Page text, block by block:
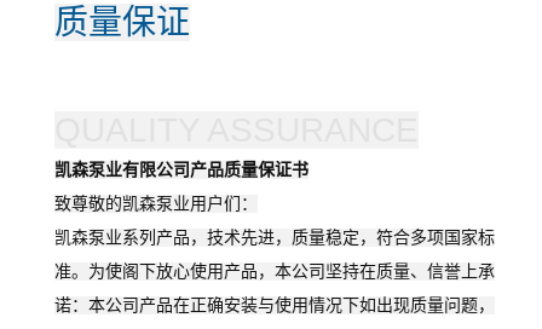
质量保证
凯森泵业有限公司产品质量保证书
致尊敬的凯森泵业用户们：
凯森泵业系列产品，技术先进，质量稳定，符合多项国家标
准。为使阁下放心使用产品，本公司坚持在质量、信誉上承
诺：本公司产品在正确安装与使用情况下如出现质量问题，